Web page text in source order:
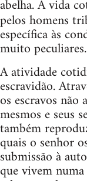
abelha. A vida
pelos homens
específica às
muito peculiares.
A atividade
escravidão.
os escravos não
mesmos e seus
também
quais o senhor
submissão à
que vivem